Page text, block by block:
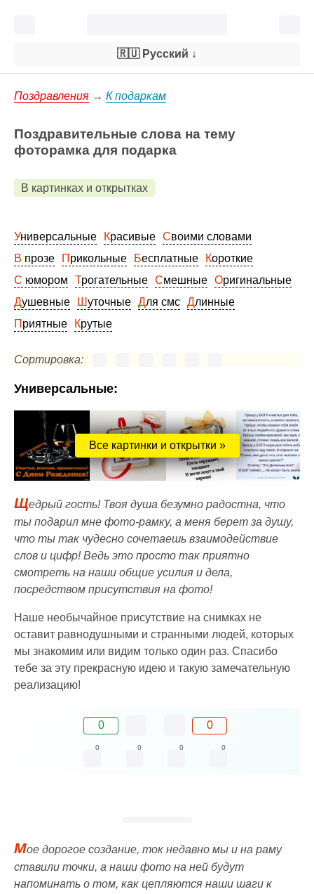
🇷🇺 Русский ↓
Поздравления → К подаркам
Поздравительные слова на тему
фоторамка для подарка
В картинках и открытках
Универсальные Красивые
Своими словами
В прозе
Прикольные Бесплатные
Короткие
С юмором
Трогательные Смешные
Оригинальные
Душевные
Шуточные Для смс
Длинные
Приятные
Крутые
Сортировка:
Универсальные:
Все картинки и открытки »
Щедрый гость! Твоя душа безумно радостна, что
ты подарил мне фото-рамку, а меня берет за душу,
что ты так чудесно сочетаешь взаимодействие
слов и цифр! Ведь это просто так приятно
смотреть на наши общие усилия и дела,
посредством присутствия на фото!
Наше необычайное присутствие на снимках не
оставит равнодушными и странными людей, которых
мы знакомим или видим только один раз. Спасибо
тебе за эту прекрасную идею и такую замечательную
реализацию!
0 0
0 0 0 0
Мое дорогое создание, ток недавно мы и на раму
ставили точки, а наши фото на ней будут
напоминать о том, как цепляются наши шаги к